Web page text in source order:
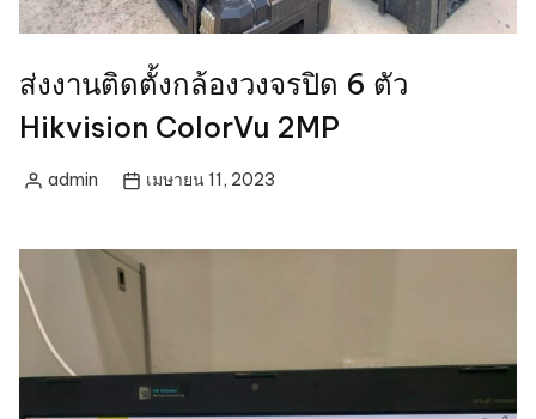
ส่งงานติดตั้งกล้องวงจรปิด 6 ตัว
Hikvision ColorVu 2MP
Postedadmin เมษายน 11, 2023